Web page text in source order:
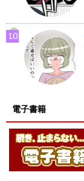
電子書籍